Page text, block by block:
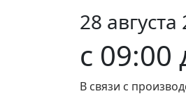
28 августа
с 09:00
В связи с